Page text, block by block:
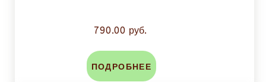
790.00 руб.
ПОДРОБНЕЕ